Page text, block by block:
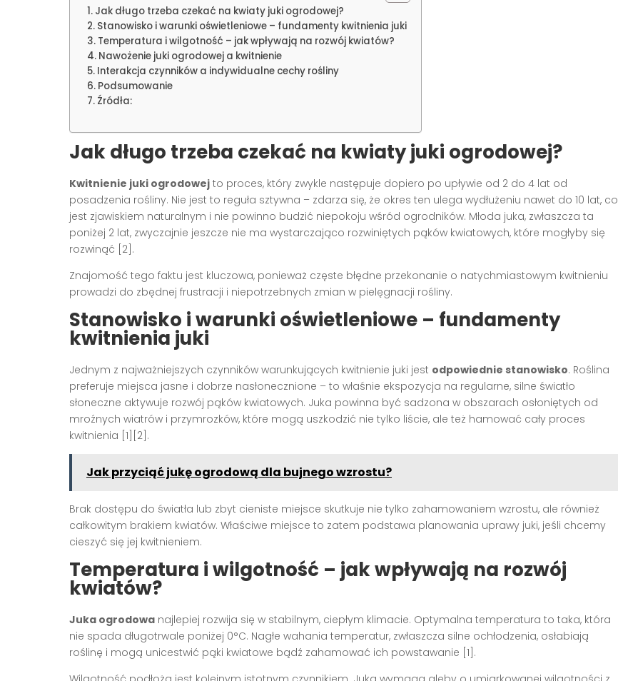
Jak długo trzeba czekać na kwiaty juki ogrodowej?
Stanowisko i warunki oświetleniowe – fundamenty kwitnienia juki
Temperatura i wilgotność – jak wpływają na rozwój kwiatów?
Nawożenie juki ogrodowej a kwitnienie
Interakcja czynników a indywidualne cechy rośliny
Podsumowanie
Źródła:
Jak długo trzeba czekać na kwiaty juki ogrodowej?
Kwitnienie juki ogrodowej to proces, który zwykle następuje dopiero po upływie od 2 do 4 lat od
posadzenia rośliny. Nie jest to reguła sztywna – zdarza się, że okres ten ulega wydłużeniu nawet do 10 lat, co
jest zjawiskiem naturalnym i nie powinno budzić niepokoju wśród ogrodników. Młoda juka, zwłaszcza ta
poniżej 2 lat, zwyczajnie jeszcze nie ma wystarczająco rozwiniętych pąków kwiatowych, które mogłyby się
rozwinąć [2].
Znajomość tego faktu jest kluczowa, ponieważ częste błędne przekonanie o natychmiastowym kwitnieniu
prowadzi do zbędnej frustracji i niepotrzebnych zmian w pielęgnacji rośliny.
Stanowisko i warunki oświetleniowe – fundamenty
kwitnienia juki
Jednym z najważniejszych czynników warunkujących kwitnienie juki jest odpowiednie stanowisko. Roślina
preferuje miejsca jasne i dobrze nasłonecznione – to właśnie ekspozycja na regularne, silne światło
słoneczne aktywuje rozwój pąków kwiatowych. Juka powinna być sadzona w obszarach osłoniętych od
mroźnych wiatrów i przymrozków, które mogą uszkodzić nie tylko liście, ale też hamować cały proces
kwitnienia [1][2].
Jak przyciąć jukę ogrodową dla bujnego wzrostu?
Brak dostępu do światła lub zbyt cieniste miejsce skutkuje nie tylko zahamowaniem wzrostu, ale również
całkowitym brakiem kwiatów. Właściwe miejsce to zatem podstawa planowania uprawy juki, jeśli chcemy
cieszyć się jej kwitnieniem.
Temperatura i wilgotność – jak wpływają na rozwój
kwiatów?
Juka ogrodowa najlepiej rozwija się w stabilnym, ciepłym klimacie. Optymalna temperatura to taka, która
nie spada długotrwale poniżej 0°C. Nagłe wahania temperatur, zwłaszcza silne ochłodzenia, osłabiają
roślinę i mogą unicestwić pąki kwiatowe bądź zahamować ich powstawanie [1].